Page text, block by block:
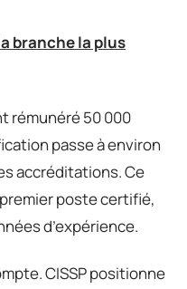
branche la plus
rémunéré 50 000
passe à environ
accréditations. Ce
poste certifié,
d’expérience.
CISSP positionne